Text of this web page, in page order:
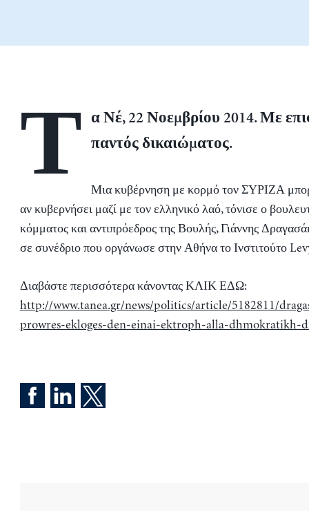
Τ
α Νέ, 22 Νοεμβρίου 2014. Με
παντός δικαιώματος.
Μια κυβέρνηση με κορμό τον ΣΥΡΙΖΑ
αν κυβερνήσει μαζί με τον ελληνικό λαό, τόνισε ο
κόμματος και αντιπρόεδρος της Βουλής, Γιάννης
σε συνέδριο που οργάνωσε στην Αθήνα το Ινστιτούτο
Διαβάστε περισσότερα κάνοντας ΚΛΙΚ ΕΔΩ:
http://www.tanea.gr/news/politics/article/5182811/
prowres-ekloges-den-einai-ektroph-alla-dhmokratikh-